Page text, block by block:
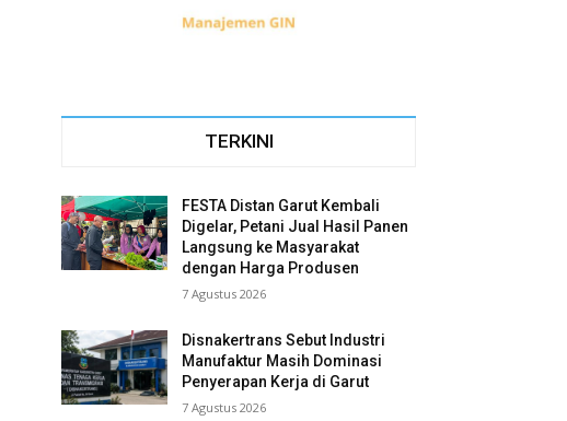
TERKINI
FESTA Distan Garut Kembali
Digelar, Petani Jual Hasil Panen
Langsung ke Masyarakat
dengan Harga Produsen
7 Agustus 2026
Disnakertrans Sebut Industri
Manufaktur Masih Dominasi
Penyerapan Kerja di Garut
7 Agustus 2026